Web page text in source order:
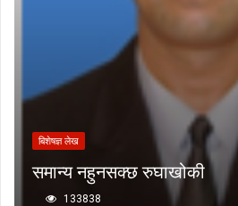
बिशेषज्ञ लेख
समान्य नहुनसक्छ रुघाखोकी
133838